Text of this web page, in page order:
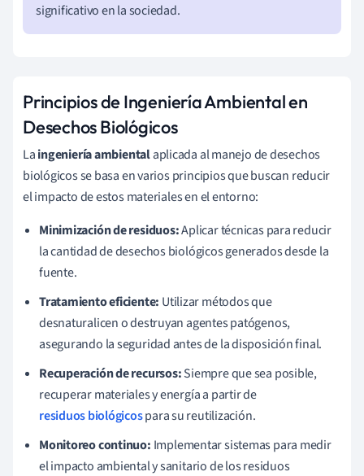
significativo en la sociedad.
Principios de Ingeniería Ambiental en
Desechos Biológicos
Laingeniería ambientalaplicada al manejo de desechos
biológicos se basa en varios principios que buscan reducir
el impacto de estos materiales en el entorno:
Minimización de residuos:Aplicar técnicas para reducir
la cantidad de desechos biológicos generados desde la
fuente.
Tratamiento eficiente: Utilizar métodos que
desnaturalicen o destruyan agentes patógenos,
asegurando la seguridad antes de la disposición final.
Recuperación de recursos:Siempre que sea posible,
recuperar materiales y energía a partir de
residuos biológicospara su reutilización.
Monitoreo continuo: Implementar sistemas para medir
el impacto ambiental y sanitario de los residuos